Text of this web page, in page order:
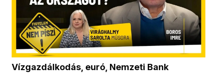
Vízgazdálkodás, euró, Nemzeti Bank